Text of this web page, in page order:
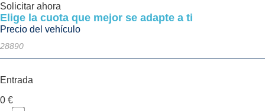
Solicitar ahora
Elige la cuota que mejor se adapte a ti
Precio del vehículo
Entrada
0 €